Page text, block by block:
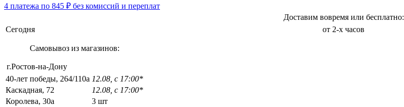
4 платежа по 845 ₽ без комиссий и переплат
Доставим вовремя или бесплатно:
Сегодня
от 2-х часов
Самовывоз из магазинов:
г.Ростов-на-Дону
40-лет победы, 264/110а 12.08, с 17:00*
Каскадная, 72
12.08, с 17:00*
Королева, 30а
3 шт